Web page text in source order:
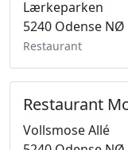
Lærkeparken
5240 Odense NØ
Restaurant
Restaurant
Vollsmose Allé